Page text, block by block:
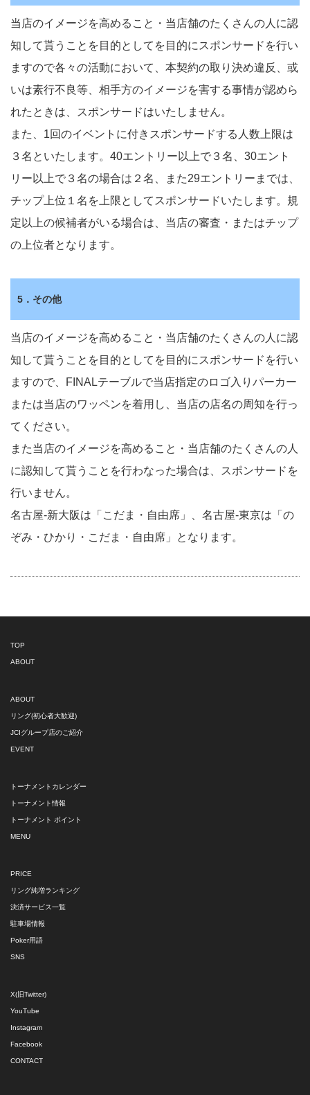
当店のイメージを高めること・当店舗のたくさんの人に認
知して貰うことを目的としてを目的にスポンサードを行い
ますので各々の活動において、本契約の取り決め違反、或
いは素行不良等、相手方のイメージを害する事情が認めら
れたときは、スポンサードはいたしません。
また、1回のイベントに付きスポンサードする人数上限は
３名といたします。40エントリー以上で３名、30エント
リー以上で３名の場合は２名、また29エントリーまでは、
チップ上位１名を上限としてスポンサードいたします。規
定以上の候補者がいる場合は、当店の審査・またはチップ
の上位者となります。
5．その他
当店のイメージを高めること・当店舗のたくさんの人に認
知して貰うことを目的としてを目的にスポンサードを行い
ますので、FINALテーブルで当店指定のロゴ入りパーカー
または当店のワッペンを着用し、当店の店名の周知を行っ
てください。
また当店のイメージを高めること・当店舗のたくさんの人
に認知して貰うことを行わなった場合は、スポンサードを
行いません。
名古屋-新大阪は「こだま・自由席」、名古屋-東京は「の
ぞみ・ひかり・こだま・自由席」となります。
TOP
ABOUT
ABOUT
リング(初心者大歓迎)
JCIグループ店のご紹介
EVENT
トーナメントカレンダー
トーナメント情報
トーナメント ポイント
MENU
PRICE
リング純増ランキング
決済サービス一覧
駐車場情報
Poker用語
SNS
X(旧Twitter)
YouTube
Instagram
Facebook
CONTACT